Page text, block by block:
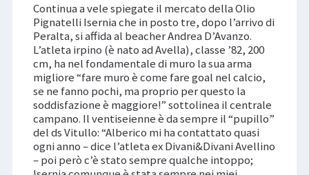
Continua a vele spiegate il mercato della Olio
Pignatelli Isernia che in posto tre, dopo l’arrivo di
Peralta, si affida al beacher Andrea D’Avanzo.
L’atleta irpino (è nato ad Avella), classe ’82, 200
cm, ha nel fondamentale di muro la sua arma
migliore “fare muro è come fare goal nel calcio,
se ne fanno pochi, ma proprio per questo la
soddisfazione è maggiore!” sottolinea il centrale
campano. Il ventiseienne è da sempre il “pupillo”
del ds Vitullo: “Alberico mi ha contattato quasi
ogni anno – dice l’atleta ex Divani&Divani Avellino
– poi però c’è stato sempre qualche intoppo;